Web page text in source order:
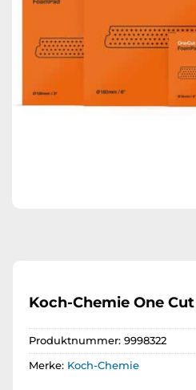
Koch-Chemie One
Produktnummer: 9998322
Merke: Koch-Chemie